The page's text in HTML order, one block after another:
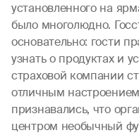
установленного на
было многолюдно.
основательно: гости
узнать о продуктах и
страховой компании
отличным
признавались, что
центром необычный